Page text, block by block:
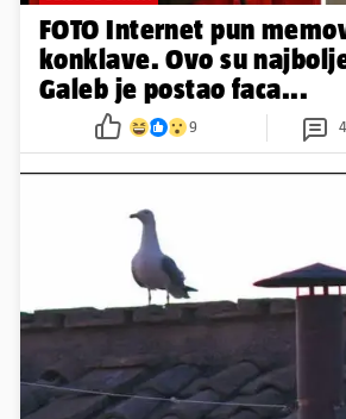
FOTO Internet pun
konklave. Ovo su
Galeb je postao faca...
9